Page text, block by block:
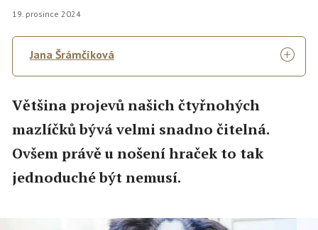
19. prosince 2024
Jana Šrámčíková
Většina projevů našich čtyřnohých
mazlíčků bývá velmi snadno čitelná.
Ovšem právě u nošení hraček to tak
jednoduché být nemusí.